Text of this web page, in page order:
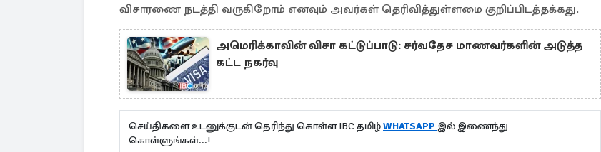
விசாரணை நடத்தி வருகிறோம் எனவும் அவர்கள் தெரிவித்துள்ளமை குறிப்பிடத்தக்கது.
அமெரிக்காவின் விசா கட்டுப்பாடு: சர்வதேச மாணவர்களின் அடுத்த
கட்ட நகர்வு
செய்திகளை உடனுக்குடன் தெரிந்து கொள்ள IBC தமிழ்WHATSAPP இல் இணைந்து
கொள்ளுங்கள்...!